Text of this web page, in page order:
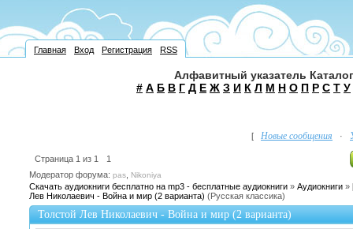
Главная Вход Регистрация RSS
Алфавитный указатель
# А Б В Г Д Е Ж З И К Л М Н О П Р С Т У
[ Новые сообщения ·
Страница 1 из 1
1
Модератор форума: pas Nikoniya
Скачать аудиокниги бесплатно на mp3 - бесплатные аудиокниги » Аудиокниги »
Лев Николаевич - Война и мир (2 варианта) (Русская классика)
Толстой Лев Николаевич - Война и мир (2 варианта)